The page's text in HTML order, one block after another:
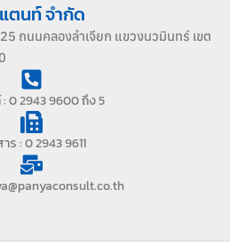
นท์ จำกัด
ถนนคลองลำเจียก แขวงนวมินทร์ เขต
0 2943 9600 ถึง 5
ร : 0 2943 9611